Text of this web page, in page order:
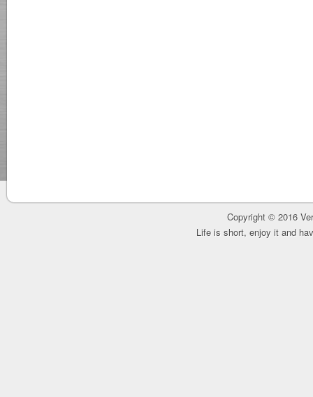
Copyright © 2016
Life is short, enjoy it and